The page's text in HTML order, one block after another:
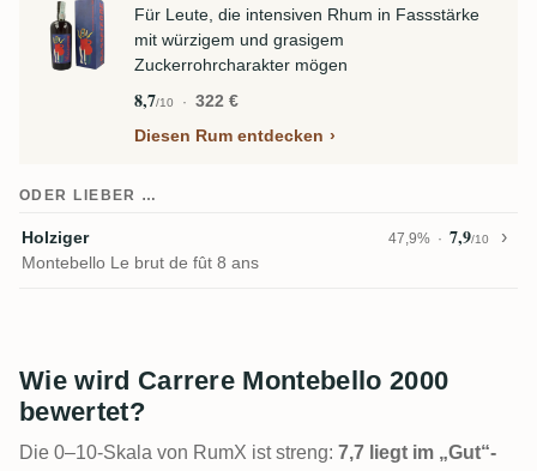
Für Leute, die intensiven Rhum in Fassstärke
mit würzigem und grasigem
Zuckerrohrcharakter mögen
8,7/10
322 €
Diesen Rum entdecken
ODER LIEBER …
Holziger 47,9% 7,9/10
Montebello Le brut de fût 8 ans
Wie wird Carrere Montebello 2000
bewertet?
Die 0–10-Skala von RumX ist streng: 7,7 liegt im „Gut“-